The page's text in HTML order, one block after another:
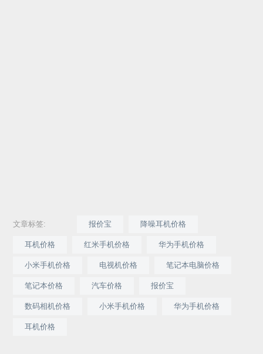
文章标签: 报价宝 降噪耳机价格
耳机价格 红米手机价格 华为手机价格
小米手机价格 电视机价格 笔记本电脑价格
笔记本价格 汽车价格 报价宝
数码相机价格 小米手机价格 华为手机价格
耳机价格